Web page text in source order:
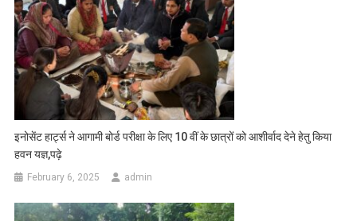
इनोसेंट हार्ट्स ने आगामी बोर्ड परीक्षा के लिए 10 वीं के छात्रों को आशीर्वाद देने हेतु किया
हवन यज्ञ,पढ़े
February 6, 2025 admin